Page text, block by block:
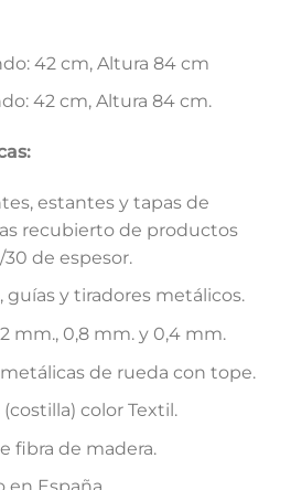
42 cm, Altura 84 cm
42 cm, Altura 84 cm.
estantes y tapas de
recubierto de productos
de espesor.
guías y tiradores metálicos.
mm., 0,8 mm. y 0,4 mm.
de rueda con tope.
color Textil.
fibra de madera.